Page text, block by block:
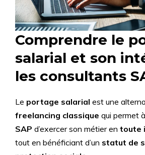
Comprendre le
salarial et son
les consultants
Le portage salarial est une
freelancing classique qui permet
SAP d’exercer son métier en toute
tout en bénéficiant d’un statut de